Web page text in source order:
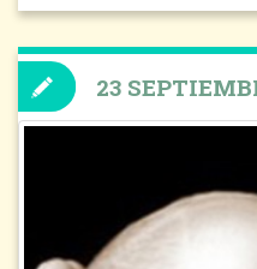
23